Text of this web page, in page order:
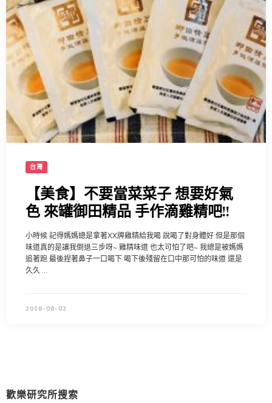
台灣
【美食】不要當菜菜子 想要好氣
色 來罐御田精品 手作滴雞精吧!!
小時候 記得媽媽總是拿著XX牌雞精給我喝 說喝了對身體好 但是那個
味道真的是讓我倒退三步呀~ 雞精味道 也太可怕了吧~ 我總是被媽媽
追著跑 最後捏著鼻子一口喝下 喝下後殘留在口中那可怕的味道 還是
久久 …
2018-08-02
歡樂研究所搜索